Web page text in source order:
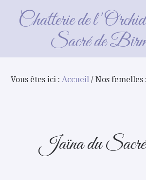
Chatterie de
Sacré de
Nos femelles :
Vous êtes ici :Accueil / Nos femelles
Jaïna du